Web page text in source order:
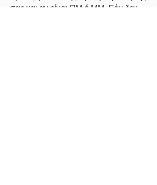
σας και αν είναι ΠΜ ή ΜΜ. Εάν δεν